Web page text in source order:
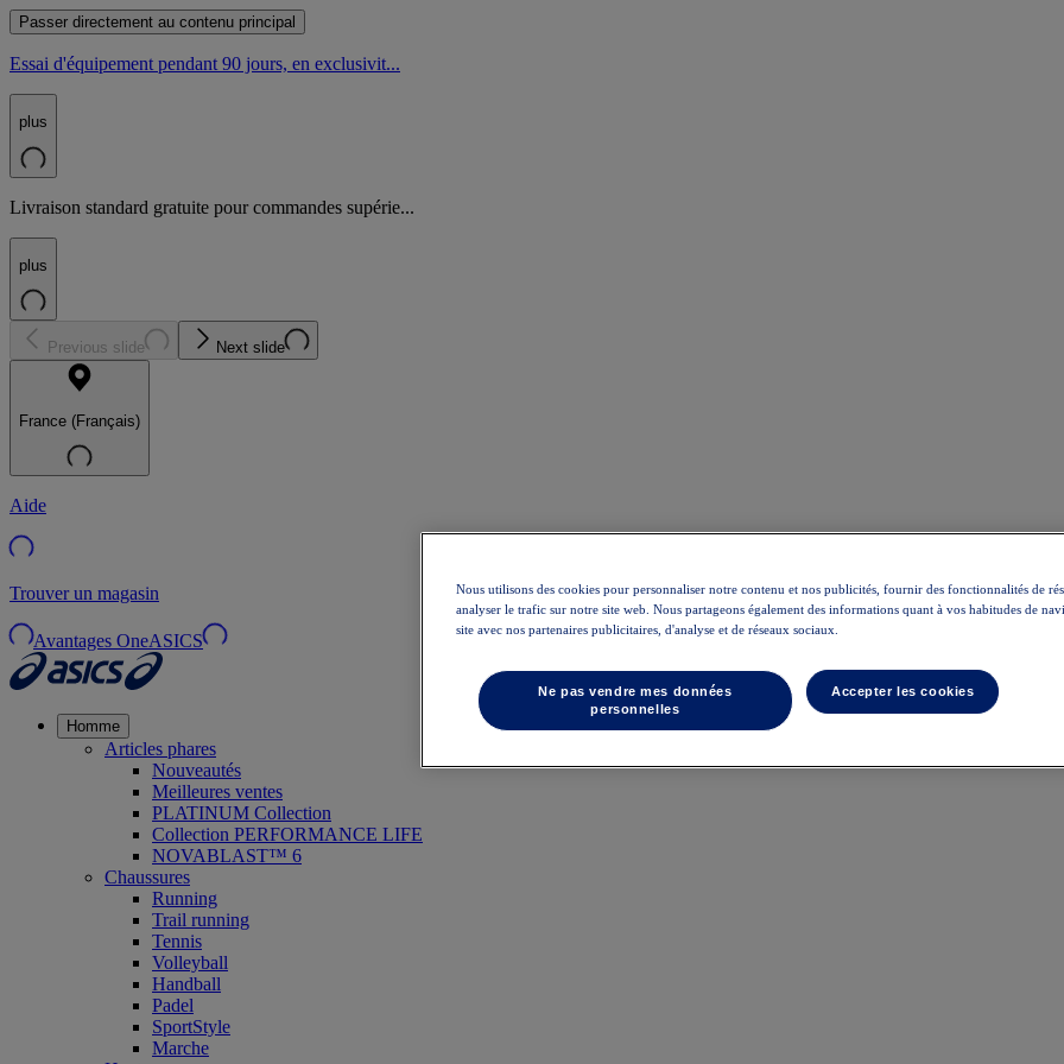
Passer directement au contenu principal
Essai d'équipement pendant 90 jours, en exclusivit...
plus
Livraison standard gratuite pour commandes supérie...
plus
Previous slide Next slide
France (Français)
Aide
Trouver un magasin
Avantages OneASICS
Homme
Articles phares
Nouveautés
Meilleures ventes
PLATINUM Collection
Collection PERFORMANCE LIFE
NOVABLAST™ 6
Chaussures
Running
Trail running
Tennis
Volleyball
Handball
Padel
SportStyle
Marche
Nous utilisons des cookies pour personnaliser notre contenu et nos publicités, fournir des fonctionnalités de
analyser le trafic sur notre site web. Nous partageons également des informations quant à vos habitudes de
site avec nos partenaires publicitaires, d'analyse et de réseaux sociaux.
Ne pas vendre mes données
personnelles
Accepter les cookies